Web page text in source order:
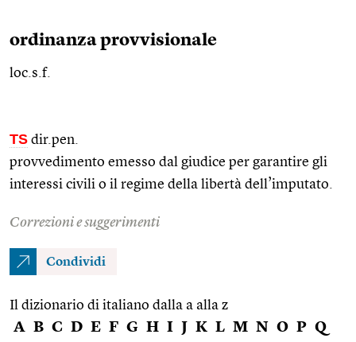
ordinanza provvisionale
loc.s.f.
TS dir.pen.
provvedimento emesso dal giudice per garantire gli
interessi civili o il regime della libertà dell’imputato.
Correzioni e suggerimenti
Condividi
Il dizionario di italiano dalla a alla z
A B C D E F G H I J K L M N O P Q